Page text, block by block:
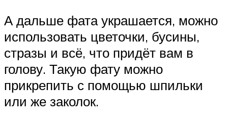
А дальше фата украшается, можно
использовать цветочки, бусины,
стразы и всё, что придёт вам в
голову. Такую фату можно
прикрепить с помощью шпильки
или же заколок.